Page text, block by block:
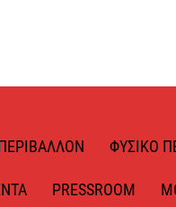
ΦΥΣΙΚΌ
PRESSROOM